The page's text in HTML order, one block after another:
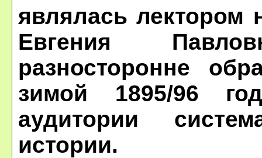
являлась лектором
Евгения
разносторонне
зимой 1895/96
аудитории
истории.